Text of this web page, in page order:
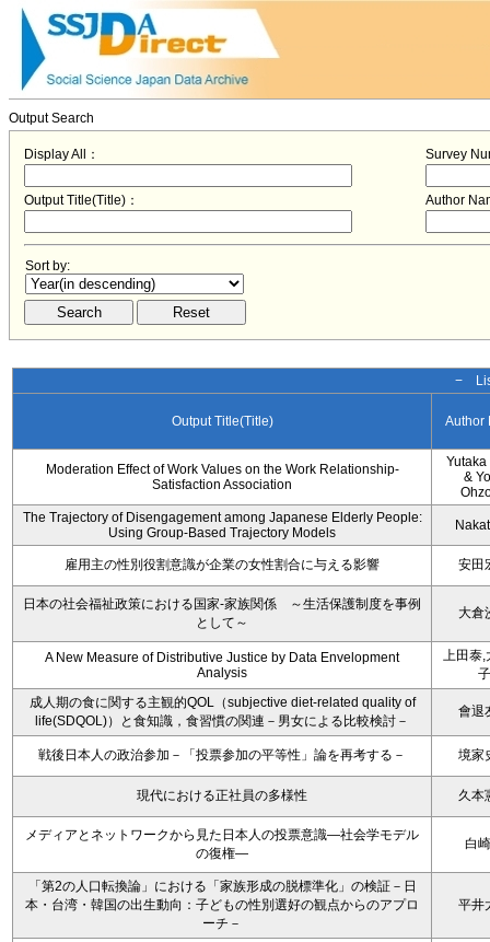
Output Search
Display All： Survey
Output Title(Title)： Author
Sort by:
−
Output Title(Title) Author
Moderation Effect of Work Values on the Work Relationship-
Satisfaction Association
&
The Trajectory of Disengagement among Japanese Elderly People:
Using Group-Based Trajectory Models
雇用主の性別役割意識が企業の女性割合に与える影響 安田
日本の社会福祉政策における国家-家族関係 ～生活保護制度を事例
として～
大倉
A New Measure of Distributive Justice by Data Envelopment
Analysis
上田泰,
子
成人期の食に関する主観的QOL（subjective diet-related quality of
life(SDQOL)）と食知識，食習慣の関連－男女による比較検討－
會退
戦後日本人の政治参加－「投票参加の平等性」論を再考する－ 境家
現代における正社員の多様性 久本
メディアとネットワークから見た日本人の投票意識―社会学モデル
の復権―
白
「第2の人口転換論」における「家族形成の脱標準化」の検証－日
本・台湾・韓国の出生動向：子どもの性別選好の観点からのアプロ
ーチ－
平井